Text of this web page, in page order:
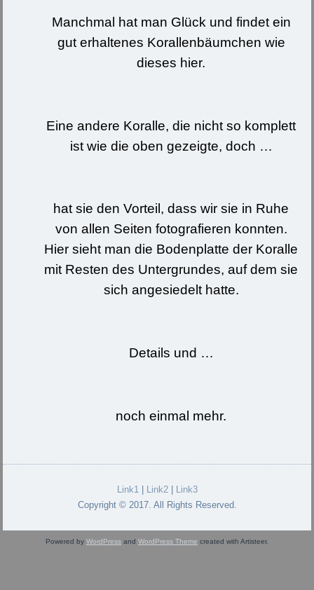
Manchmal hat man Glück und findet ein
gut erhaltenes Korallenbäumchen wie
dieses hier.
Eine andere Koralle, die nicht so komplett
ist wie die oben gezeigte, doch …
hat sie den Vorteil, dass wir sie in Ruhe
von allen Seiten fotografieren konnten.
Hier sieht man die Bodenplatte der Koralle
mit Resten des Untergrundes, auf dem sie
sich angesiedelt hatte.
Details und …
noch einmal mehr.
Link1| Link2|
Link3
Copyright © 2017. All Rights Reserved.
Powered by WordPress and WordPress Theme created with Artisteer.